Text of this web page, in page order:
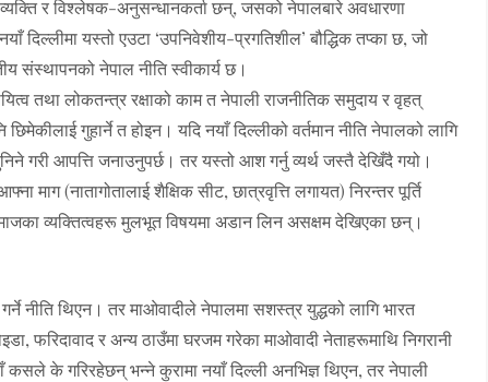
व्यक्ति र विश्लेषक-अनुसन्धानकर्ता छन्, जसको नेपालबारे अवधारणा
दिल्लीमा यस्तो एउटा ‘उपनिवेशीय-प्रगतिशील’ बौद्धिक तप्का छ, जो
संस्थापनको नेपाल नीति स्वीकार्य छ।
तथा लोकतन्त्र रक्षाको काम त नेपाली राजनीतिक समुदाय र वृहत्
गुहार्ने त होइन। यदि नयाँ दिल्लीको वर्तमान नीति नेपालको लागि
गरी आपत्ति जनाउनुपर्छ। तर यस्तो आश गर्नु व्यर्थ जस्तै देखिँदै गयो।
माग (नातागोतालाई शैक्षिक सीट, छात्रवृत्ति लगायत) निरन्तर पूर्ति
व्यक्तित्वहरू मुलभूत विषयमा अडान लिन असक्षम देखिएका छन्।
नीति थिएन। तर माओवादीले नेपालमा सशस्त्र युद्धको लागि भारत
फरिदावाद र अन्य ठाउँमा घरजम गरेका माओवादी नेताहरूमाथि निगरानी
के गरिरहेछन् भन्ने कुरामा नयाँ दिल्ली अनभिज्ञ थिएन, तर नेपाली